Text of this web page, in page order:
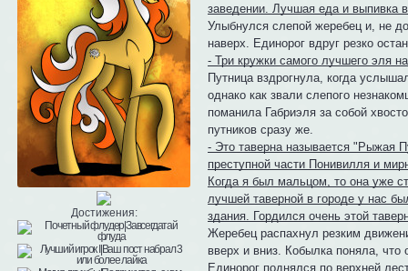
Достижения:
заведении. Лучшая еда и
Улыбнулся слепой жеребец и, не
наверх. Единорог вдруг резко
- Три кружки самого лучшего эля
Путница вздрогнула, когда
однако как звали слепого
поманила Габриэля за собой
путников сразу же.
- Это таверна называется "Рыжая
преступной части Понивилля и
Когда я был мальцом, то она уже
лучшей таверной в городе у нас
здания. Гордился очень этой
Жеребец распахнул резким
вверх и вниз. Кобылка поняла, что
Единорог поднялся по верхней